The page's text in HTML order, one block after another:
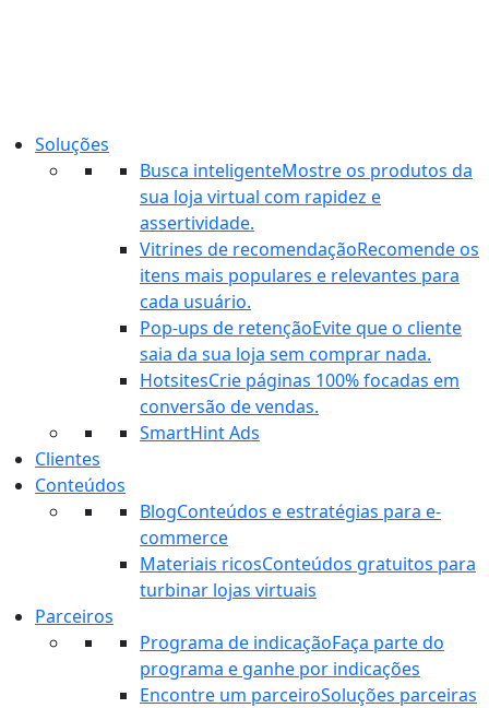
Soluções
Busca inteligenteMostre os produtos da
sua loja virtual com rapidez e
assertividade.
Vitrines de recomendaçãoRecomende os
itens mais populares e relevantes para
cada usuário.
Pop-ups de retençãoEvite que o cliente
saia da sua loja sem comprar nada.
HotsitesCrie páginas 100% focadas em
conversão de vendas.
SmartHint Ads
Clientes
Conteúdos
BlogConteúdos e estratégias para e-
commerce
Materiais ricosConteúdos gratuitos para
turbinar lojas virtuais
Parceiros
Programa de indicaçãoFaça parte do
programa e ganhe por indicações
Encontre um parceiroSoluções parceiras